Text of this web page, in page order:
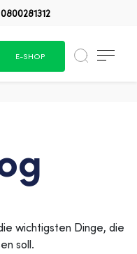
0800281312
E-SHOP
wichtigsten Dinge, die
soll.